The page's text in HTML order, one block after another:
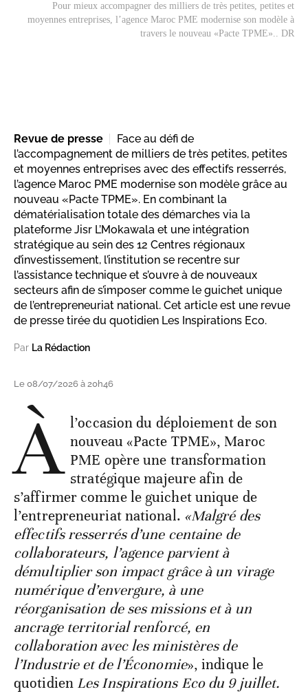
Pour mieux accompagner des milliers de très petites, petites et
moyennes entreprises, l’agence Maroc PME modernise son modèle à
travers le nouveau «Pacte TPME».. DR
Revue de presse
Face au défi de
l’accompagnement de milliers de très petites, petites
et moyennes entreprises avec des effectifs resserrés,
l’agence Maroc PME modernise son modèle grâce au
nouveau «Pacte TPME». En combinant la
dématérialisation totale des démarches via la
plateforme Jisr L’Mokawala et une intégration
stratégique au sein des 12 Centres régionaux
d’investissement, l’institution se recentre sur
l’assistance technique et s’ouvre à de nouveaux
secteurs afin de s’imposer comme le guichet unique
de l’entrepreneuriat national. Cet article est une revue
de presse tirée du quotidien Les Inspirations Eco.
Par La Rédaction
Le 08/07/2026 à 20h46
À l’occasion du déploiement de son
nouveau «Pacte TPME», Maroc
PME opère une transformation
stratégique majeure afin de
s’affirmer comme le guichet unique de
l’entrepreneuriat national. «Malgré des
effectifs resserrés d’une centaine de
collaborateurs, l’agence parvient à
démultiplier son impact grâce à un virage
numérique d’envergure, à une
réorganisation de ses missions et à un
ancrage territorial renforcé, en
collaboration avec les ministères de
l’Industrie et de l’Économie», indique le
quotidien Les Inspirations Eco du 9 juillet.